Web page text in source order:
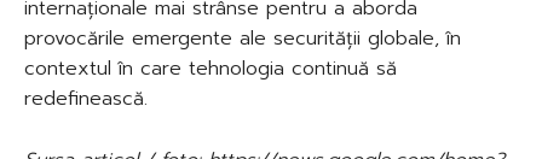
internaționale mai strânse pentru a aborda
provocările emergente ale securității globale, în
contextul în care tehnologia continuă să
redefinească.